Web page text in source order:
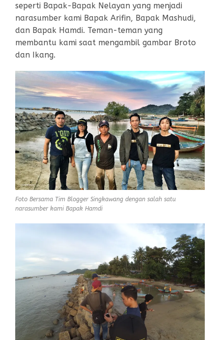
seperti Bapak-Bapak Nelayan yang menjadi
narasumber kami Bapak Arifin, Bapak Mashudi,
dan Bapak Hamdi. Teman-teman yang
membantu kami saat mengambil gambar Broto
dan Ikang.
Foto Bersama Tim Blogger Singkawang dengan salah satu
narasumber kami Bapak Hamdi